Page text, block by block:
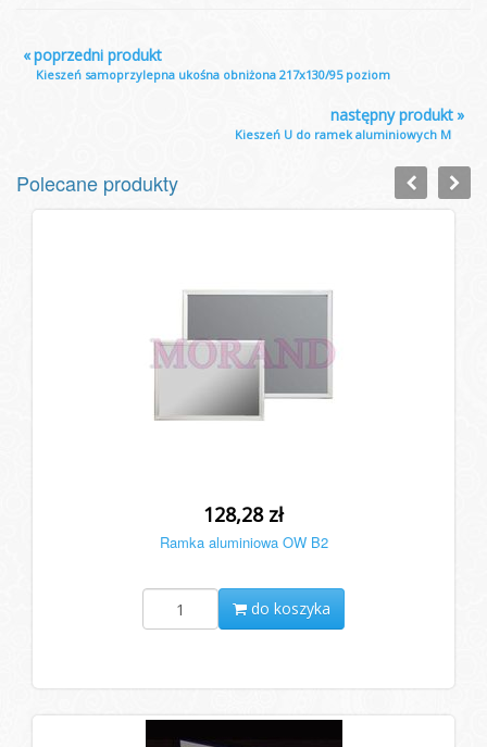
«poprzedni produkt
Kieszeń samoprzylepna ukośna obniżona 217x130/95 poziom
»
następny produkt
Kieszeń U do ramek aluminiowych M
Polecane produkty
128,28 zł
Ramka aluminiowa OW B2
do koszyka